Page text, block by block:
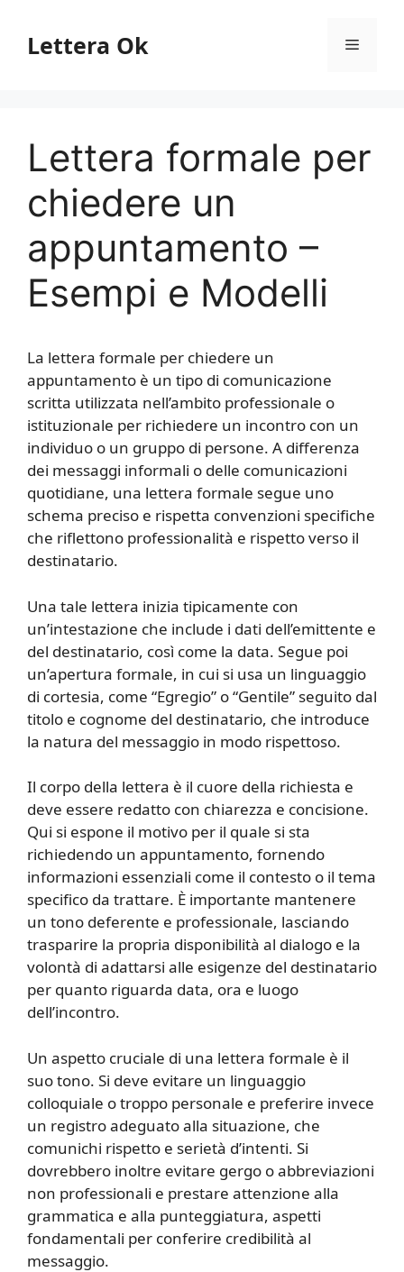
contenuto
Lettera Ok Menu
Lettera formale per
chiedere un
appuntamento –
Esempi e Modelli
La lettera formale per chiedere un
appuntamento è un tipo di comunicazione
scritta utilizzata nell’ambito professionale o
istituzionale per richiedere un incontro con un
individuo o un gruppo di persone. A differenza
dei messaggi informali o delle comunicazioni
quotidiane, una lettera formale segue uno
schema preciso e rispetta convenzioni specifiche
che riflettono professionalità e rispetto verso il
destinatario.
Una tale lettera inizia tipicamente con
un’intestazione che include i dati dell’emittente e
del destinatario, così come la data. Segue poi
un’apertura formale, in cui si usa un linguaggio
di cortesia, come “Egregio” o “Gentile” seguito dal
titolo e cognome del destinatario, che introduce
la natura del messaggio in modo rispettoso.
Il corpo della lettera è il cuore della richiesta e
deve essere redatto con chiarezza e concisione.
Qui si espone il motivo per il quale si sta
richiedendo un appuntamento, fornendo
informazioni essenziali come il contesto o il tema
specifico da trattare. È importante mantenere
un tono deferente e professionale, lasciando
trasparire la propria disponibilità al dialogo e la
volontà di adattarsi alle esigenze del destinatario
per quanto riguarda data, ora e luogo
dell’incontro.
Un aspetto cruciale di una lettera formale è il
suo tono. Si deve evitare un linguaggio
colloquiale o troppo personale e preferire invece
un registro adeguato alla situazione, che
comunichi rispetto e serietà d’intenti. Si
dovrebbero inoltre evitare gergo o abbreviazioni
non professionali e prestare attenzione alla
grammatica e alla punteggiatura, aspetti
fondamentali per conferire credibilità al
messaggio.